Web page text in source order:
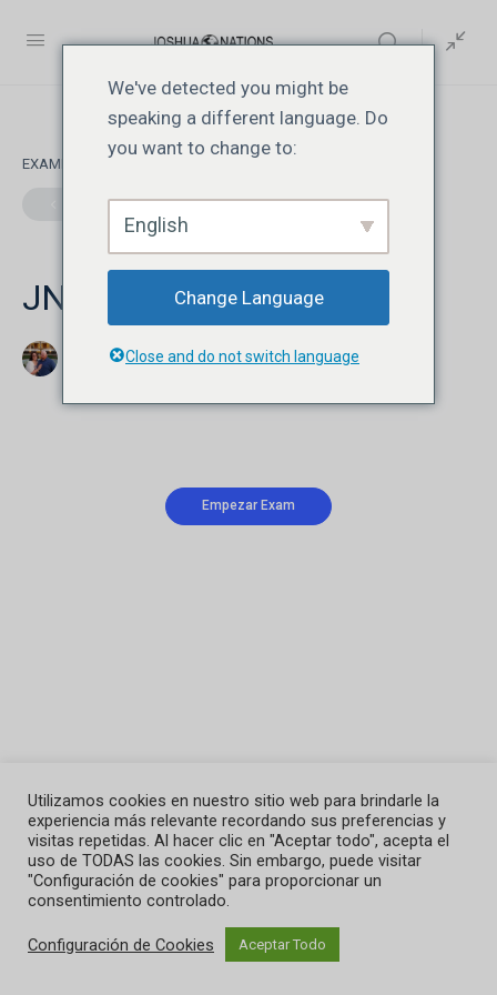
EXAMEN 1
JN113 | Lesson 4 | Quiz
Jonathan David Livesay agosto 9, 2026
Utilizamos cookies en nuestro sitio web para brindarle la
experiencia más relevante recordando sus preferencias y
visitas repetidas. Al hacer clic en "Aceptar todo", acepta el
uso de TODAS las cookies. Sin embargo, puede visitar
"Configuración de cookies" para proporcionar un
consentimiento controlado.
Configuración de Cookies Aceptar Todo
We've detected you might be
speaking a different language. Do
you want to change to:
English
Change Language
Close and do not switch language